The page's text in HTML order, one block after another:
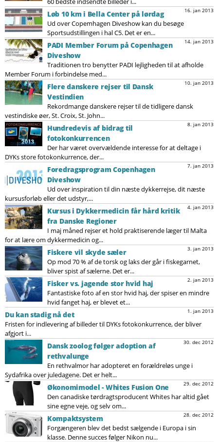
16. jan 2013
Løb 10 km i Bella Center på lørdag
Ud over Copemhagen Diveshow kan du besøge
Sportsudstillingen i hal C5. Det er en...
14. jan 2013
PADI Member Forum på Copenhagen
Diveshow
Traditionen tro benytter PADI lejligheden til at afholde
Member Forum i forbindelse med...
10. jan 2013
Flere danskere rejser til Dansk
Vestindien
Rekordmange danskere rejser til de tidligere dansk
vestindiske øer, St. Croix, St. John...
8. jan 2013
Hundredevis af bidrag til
fotokonkurrencen
Der har været overvældende interesse for at deltage i
DYKs store fotokonkurrence, der...
7. jan 2013
Foredragsprogram Copenhagen
Diveshow
Ud over inspiration til din næste dykkerrejse, dit næste
kursusforløb eller det udstyr,...
4. jan 2013
Kursus i Dykkermedicin får hård kritik
fra Danske Regioner
I maj måned rejser et hold praktiserende læger til Malta
for at lære om dykkermedicin og...
3. jan 2013
Fiskere vil skyde sæler
Op mod 70 % af de torsk og laks der går i fiskegarnet,
bliver spist af sælerne. Det er...
2. jan 2013
Fisker vs. jagende stor hvid haj
Fantastiske foto af en stor hvid haj, der spiser en mindre
hvid fanget haj, er blevet et...
1. jan 2013
Du kan stadig nå det
Fristen for indlevering af billeder til DYKs fotokonkurrence, der bliver
afgjort i...
30. dec 2012
Dansk zoolog følger adoption af
rethvalunge
En rethvalmor har adopteret en forældreløs unge i
Sydafrika over juledagene. Det er helt...
29. dec 2012
Økonomimodel - Whites Fusion One
Den canadiske tørdragtsproducent Whites har altid gået
sine egne veje, og selv om...
28. dec 2012
Kompaktsystem
Forgængeren blev det bedst sælgende i Europa i sin
klasse. Denne succes følger Nikon nu...